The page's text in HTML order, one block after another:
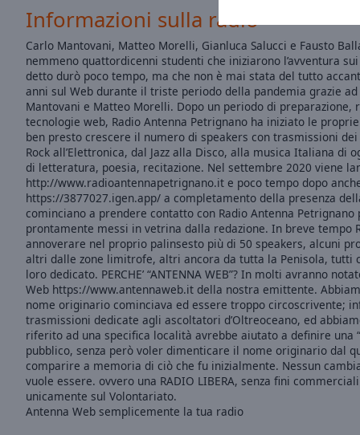
Color
Opacity
Background
Color
Opacity
Caption
Area
Background
Color
Opacity
Informazioni sulla radio
Carlo Mantovani, Matteo Morelli, Gianluca Salucci e Fausto
nemmeno quattordicenni studenti che iniziarono l’avventura
detto durò poco tempo, ma che non è mai stata del tutto
anni sul Web durante il triste periodo della pandemia grazie
Mantovani e Matteo Morelli. Dopo un periodo di preparazione,
tecnologie web, Radio Antenna Petrignano ha iniziato le
ben presto crescere il numero di speakers con trasmissioni
Rock all’Elettronica, dal Jazz alla Disco, alla musica Italiana di
di letteratura, poesia, recitazione. Nel settembre 2020 viene
http://www.radioantennapetrignano.it e poco tempo dopo
https://3877027.igen.app/ a completamento della presenza
cominciano a prendere contatto con Radio Antenna
prontamente messi in vetrina dalla redazione. In breve tempo
annoverare nel proprio palinsesto più di 50 speakers, alcuni
altri dalle zone limitrofe, altri ancora da tutta la Penisola, tutti
loro dedicato. PERCHE’ “ANTENNA WEB”? In molti avranno
Web https://www.antennaweb.it della nostra emittente.
nome originario cominciava ed essere troppo circoscrivente;
trasmissioni dedicate agli ascoltatori d’Oltreoceano, ed
riferito ad una specifica località avrebbe aiutato a definire una
pubblico, senza però voler dimenticare il nome originario dal
comparire a memoria di ciò che fu inizialmente. Nessun
vuole essere. ovvero una RADIO LIBERA, senza fini
unicamente sul Volontariato.
Antenna Web semplicemente la tua radio